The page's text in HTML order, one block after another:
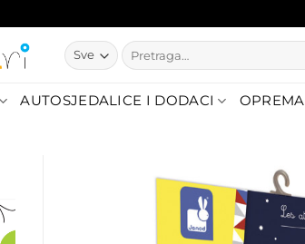
Pretraži:
AUTOSJEDALICE I DODACI OPREMA